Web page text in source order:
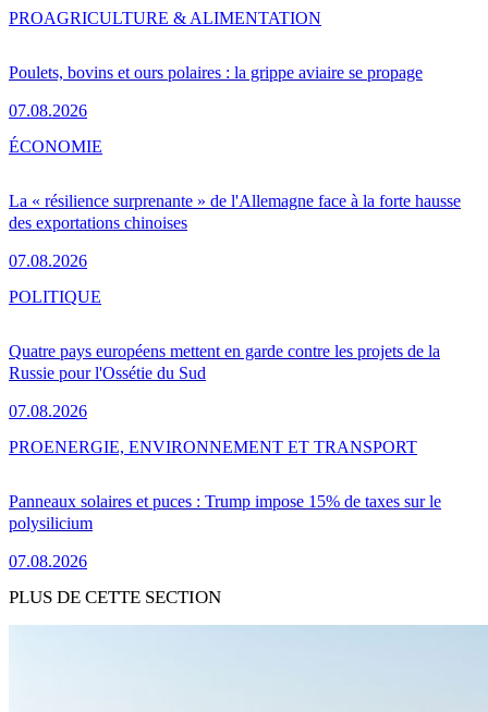
Poulets, bovins et ours polaires : la grippe aviaire se propage
07.08.2026
PROAGRICULTURE & ALIMENTATION
La « résilience surprenante » de l'Allemagne face à la forte hausse
des exportations chinoises
07.08.2026
ÉCONOMIE
Quatre pays européens mettent en garde contre les projets de la
Russie pour l'Ossétie du Sud
07.08.2026
POLITIQUE
Panneaux solaires et puces : Trump impose 15% de taxes sur le
polysilicium
07.08.2026
PROENERGIE, ENVIRONNEMENT ET TRANSPORT
PLUS DE CETTE SECTION